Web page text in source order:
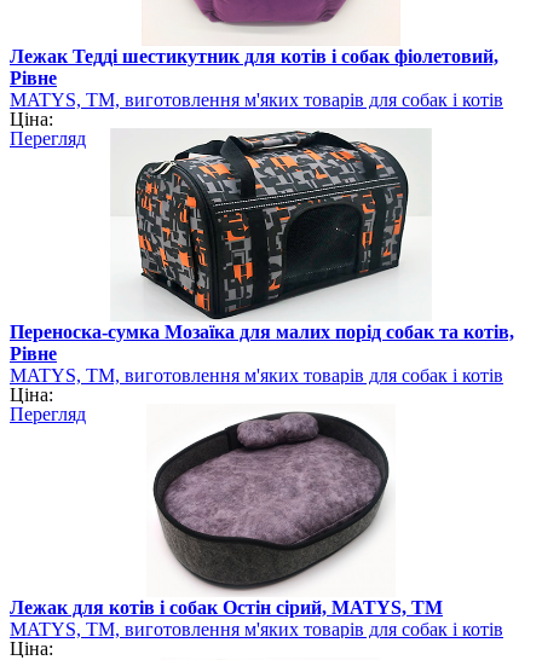
Лежак Тедді шестикутник для котів і собак фіолетовий,
Рівне
MATYS, ТМ, виготовлення м'яких товарів для собак і котів
Ціна:
Перегляд
Переноска-сумка Мозаїка для малих порід собак та котів,
Рівне
MATYS, ТМ, виготовлення м'яких товарів для собак і котів
Ціна:
Перегляд
Лежак для котів і собак Остін сірий, MATYS, ТМ
MATYS, ТМ, виготовлення м'яких товарів для собак і котів
Ціна: